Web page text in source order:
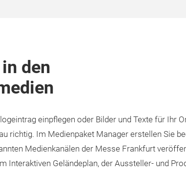
den
einpflegen oder Bilder und Texte für Ihr
richtig. Im Medienpaket Manager erstellen Sie
Medienkanälen der Messe Frankfurt
Interaktiven Geländeplan, der Aussteller- und